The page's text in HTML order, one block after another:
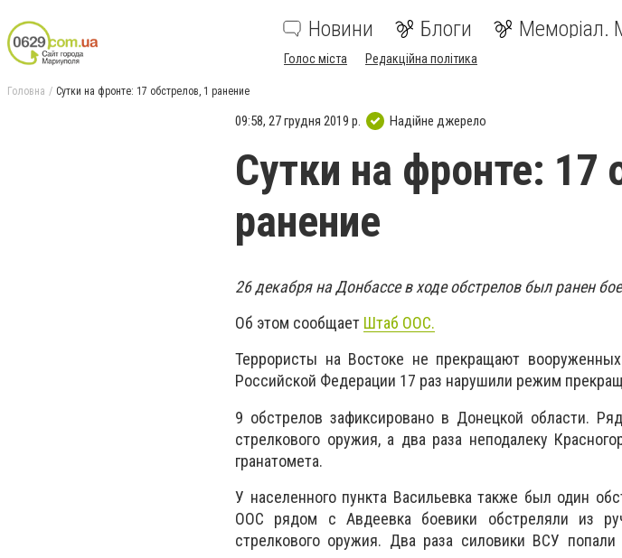
Новини Блоги Меморіал.
Голос міста Редакційна політика
Головна Сутки на фронте: 17 обстрелов, 1 ранение
09:58, 27 грудня 2019 р. Надійне джерело
Сутки на фронте: 17
ранение
26 декабря на Донбассе в ходе обстрелов был ранен
Об этом сообщает Штаб ООС.
Террористы на Востоке не прекращают
Российской Федерации 17 раз нарушили режим
9 обстрелов зафиксировано в Донецкой области.
стрелкового оружия, а два раза неподалеку
гранатомета.
У населенного пункта Васильевка также был один
ООС рядом с Авдеевка боевики обстреляли из
стрелкового оружия. Два раза силовики ВСУ